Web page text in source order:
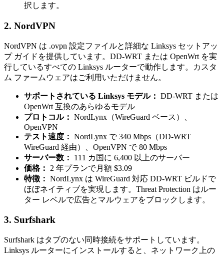
択します。
2. NordVPN
NordVPN は .ovpn 設定ファイルと詳細な Linksys セットアッ
プ ガイドを提供しています。DD-WRT または OpenWrt を実
行しているすべての Linksys ルーターで動作します。カスタ
ム ファームウェアはご利用いただけません。
サポートされている Linksys モデル： DD-WRT または
OpenWrt 互換のあらゆるモデル
プロトコル： NordLynx（WireGuard ベース）、
OpenVPN
テスト速度： NordLynx で 340 Mbps（DD-WRT
WireGuard 経由）、OpenVPN で 80 Mbps
サーバー数：
111 カ国に 6,400 以上のサーバー
価格：
2 年プランで月額 $3.09
特徴： NordLynx は WireGuard 対応 DD-WRT ビルドで
ほぼネイティブを実現します。Threat Protection はルー
ター レベルで広告とマルウェアをブロックします。
3. Surfshark
Surfshark はタブのない同時接続をサポートしています。
Linksys ルーターにインストールすると、ネットワーク上の